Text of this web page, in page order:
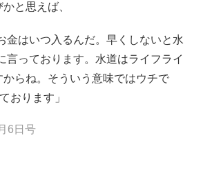
と思えば、
金はいつ入るんだ。早くしないと水
言っております。水道はライフライ
からね。そういう意味ではウチで
おります」
6日号